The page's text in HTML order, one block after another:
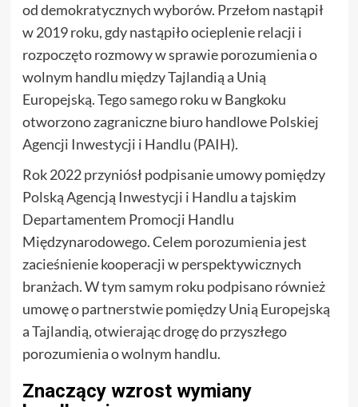
od demokratycznych wyborów. Przełom nastąpił
w 2019 roku, gdy nastąpiło ocieplenie relacji i
rozpoczęto rozmowy w sprawie porozumienia o
wolnym handlu między Tajlandią a Unią
Europejską. Tego samego roku w Bangkoku
otworzono zagraniczne biuro handlowe Polskiej
Agencji Inwestycji i Handlu (PAIH).
Rok 2022 przyniósł podpisanie umowy pomiędzy
Polską Agencją Inwestycji i Handlu a tajskim
Departamentem Promocji Handlu
Międzynarodowego. Celem porozumienia jest
zacieśnienie kooperacji w perspektywicznych
branżach. W tym samym roku podpisano również
umowę o partnerstwie pomiędzy Unią Europejską
a Tajlandią, otwierając drogę do przyszłego
porozumienia o wolnym handlu.
Znaczący wzrost wymiany